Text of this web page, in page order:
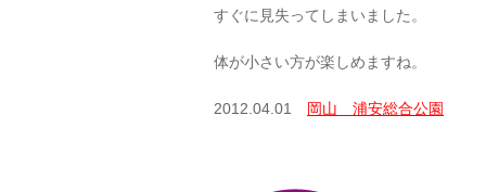
すぐに見失ってしまいました。
体が小さい方が楽しめますね。
2012.04.01 岡山 浦安総合公園